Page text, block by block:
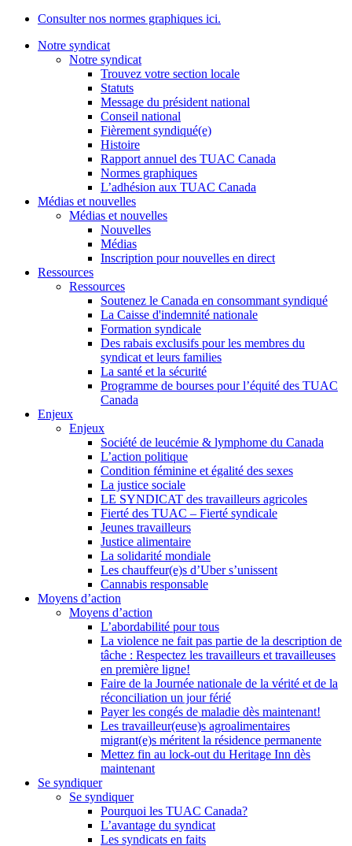
Consulter nos normes graphiques ici.
Notre syndicat
Notre syndicat
Trouvez votre section locale
Statuts
Message du président national
Conseil national
Fièrement syndiqué(e)
Histoire
Rapport annuel des TUAC Canada
Normes graphiques
L’adhésion aux TUAC Canada
Médias et nouvelles
Médias et nouvelles
Nouvelles
Médias
Inscription pour nouvelles en direct
Ressources
Ressources
Soutenez le Canada en consommant syndiqué
La Caisse d'indemnité nationale
Formation syndicale
Des rabais exclusifs pour les membres du
syndicat et leurs families
La santé et la sécurité
Programme de bourses pour l’équité des TUAC
Canada
Enjeux
Enjeux
Société de leucémie & lymphome du Canada
L’action politique
Condition féminine et égalité des sexes
La justice sociale
LE SYNDICAT des travailleurs agricoles
Fierté des TUAC – Fierté syndicale
Jeunes travailleurs
Justice alimentaire
La solidarité mondiale
Les chauffeur(e)s d’Uber s’unissent
Cannabis responsable
Moyens d’action
Moyens d’action
L’abordabilité pour tous
La violence ne fait pas partie de la description de
tâche : Respectez les travailleurs et travailleuses
en première ligne!
Faire de la Journée nationale de la vérité et de la
réconciliation un jour férié
Payer les congés de maladie dès maintenant!
Les travailleur(euse)s agroalimentaires
migrant(e)s méritent la résidence permanente
Mettez fin au lock-out du Heritage Inn dès
maintenant
Se syndiquer
Se syndiquer
Pourquoi les TUAC Canada?
L’avantage du syndicat
Les syndicats en faits